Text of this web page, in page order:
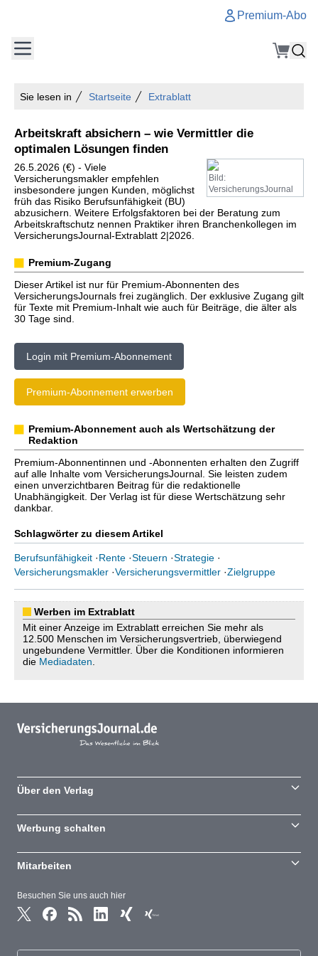
Premium-Abo
Sie lesen in Startseite Extrablatt
Arbeitskraft absichern – wie Vermittler die
optimalen Lösungen finden
Bild:
VersicherungsJournal
26.5.2026 (€) - Viele
Versicherungsmakler empfehlen
insbesondere jungen Kunden, möglichst
früh das Risiko Berufsunfähigkeit (BU)
abzusichern. Weitere Erfolgsfaktoren bei der Beratung zum
Arbeitskraftschutz nennen Praktiker ihren Branchenkollegen im
VersicherungsJournal-Extrablatt 2|2026.
Premium-Zugang
Dieser Artikel ist nur für Premium-Abonnenten des
VersicherungsJournals frei zugänglich. Der exklusive Zugang gilt
für Texte mit Premium-Inhalt wie auch für Beiträge, die älter als
30 Tage sind.
Login mit Premium-Abonnement
Premium-Abonnement erwerben
Premium-Abonnement auch als Wertschätzung der
Redaktion
Premium-Abonnentinnen und -Abonnenten erhalten den Zugriff
auf alle Inhalte vom VersicherungsJournal. Sie leisten zudem
einen unverzichtbaren Beitrag für die redaktionelle
Unabhängigkeit. Der Verlag ist für diese Wertschätzung sehr
dankbar.
Schlagwörter zu diesem Artikel
Berufsunfähigkeit ·Rente ·Steuern ·Strategie ·
Versicherungsmakler ·Versicherungsvermittler ·Zielgruppe
Werben im Extrablatt
Mit einer Anzeige im Extrablatt erreichen Sie mehr als
12.500 Menschen im Versicherungsvertrieb, überwiegend
ungebundene Vermittler. Über die Konditionen informieren
die Mediadaten
Besuchen Sie uns auch hier
Über den Verlag
Werbung schalten
Mitarbeiten